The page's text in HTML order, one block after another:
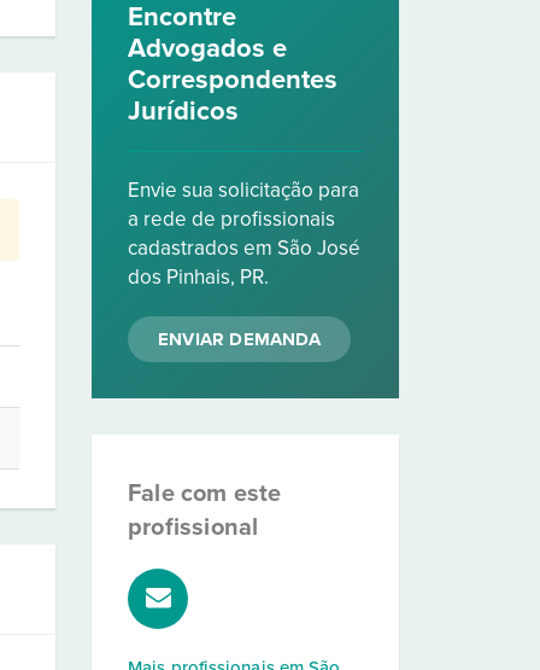
Encontre
Advogados e
Correspondentes
Jurídicos
Envie sua solicitação para
a rede de profissionais
cadastrados em São José
dos Pinhais, PR.
ENVIAR DEMANDA
Fale com este
profissional